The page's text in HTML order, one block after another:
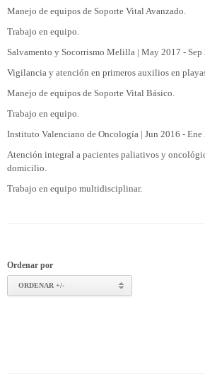
Manejo de equipos de Soporte Vital Avanzado.
Trabajo en equipo.
Salvamento y Socorrismo Melilla | May 2017 - Sep
Vigilancia y atención en primeros auxilios en
Manejo de equipos de Soporte Vital Básico.
Trabajo en equipo.
Instituto Valenciano de Oncología | Jun 2016 - Ene
Atención integral a pacientes paliativos y
domicilio.
Trabajo en equipo multidisciplinar.
Ordenar por
ORDENAR +/-